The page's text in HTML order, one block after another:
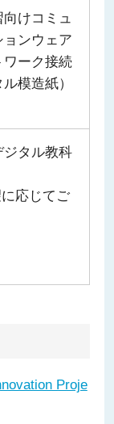
けコミュ
ョンウェア
ワーク接続
模造紙）
ジタル教科
応じてご
Proje